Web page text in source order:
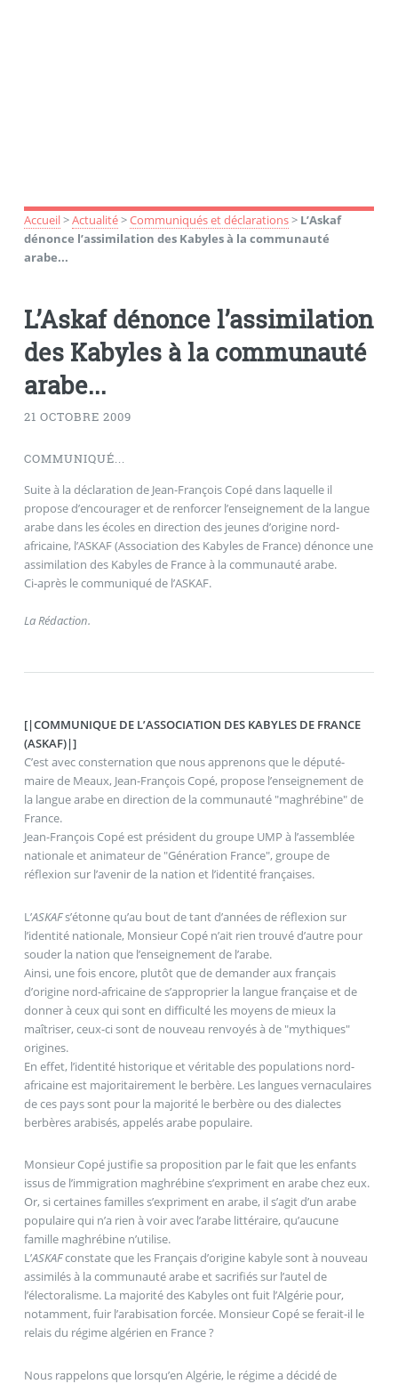
Accueil>Actualité>Communiqués et déclarations> L’Askaf
dénonce l’assimilation des Kabyles à la communauté
arabe...
L’Askaf dénonce l’assimilation
des Kabyles à la communauté
arabe...
21 OCTOBRE 2009
COMMUNIQUÉ...
Suite à la déclaration de Jean-François Copé dans laquelle il
propose d’encourager et de renforcer l’enseignement de la langue
arabe dans les écoles en direction des jeunes d’origine nord-
africaine, l’ASKAF (Association des Kabyles de France) dénonce une
assimilation des Kabyles de France à la communauté arabe.
Ci-après le communiqué de l’ASKAF.
La Rédaction.
[|COMMUNIQUE DE L’ASSOCIATION DES KABYLES DE FRANCE
(ASKAF)|]
C’est avec consternation que nous apprenons que le député-
maire de Meaux, Jean-François Copé, propose l’enseignement de
la langue arabe en direction de la communauté "maghrébine" de
France.
Jean-François Copé est président du groupe UMP à l’assemblée
nationale et animateur de "Génération France", groupe de
réflexion sur l’avenir de la nation et l’identité françaises.
L’ASKAFs’étonne qu’au bout de tant d’années de réflexion sur
l’identité nationale, Monsieur Copé n’ait rien trouvé d’autre pour
souder la nation que l’enseignement de l’arabe.
Ainsi, une fois encore, plutôt que de demander aux français
d’origine nord-africaine de s’approprier la langue française et de
donner à ceux qui sont en difficulté les moyens de mieux la
maîtriser, ceux-ci sont de nouveau renvoyés à de "mythiques"
origines.
En effet, l’identité historique et véritable des populations nord-
africaine est majoritairement le berbère. Les langues vernaculaires
de ces pays sont pour la majorité le berbère ou des dialectes
berbères arabisés, appelés arabe populaire.
Monsieur Copé justifie sa proposition par le fait que les enfants
issus de l’immigration maghrébine s’expriment en arabe chez eux.
Or, si certaines familles s’expriment en arabe, il s’agit d’un arabe
populaire qui n’a rien à voir avec l’arabe littéraire, qu’aucune
famille maghrébine n’utilise.
L’ASKAFconstate que les Français d’origine kabyle sont à nouveau
assimilés à la communauté arabe et sacrifiés sur l’autel de
l’électoralisme. La majorité des Kabyles ont fuit l’Algérie pour,
notamment, fuir l’arabisation forcée. Monsieur Copé se ferait-il le
relais du régime algérien en France ?
Nous rappelons que lorsqu’en Algérie, le régime a décidé de